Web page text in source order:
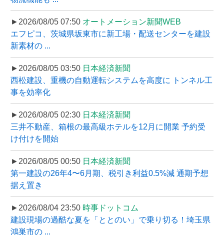
►2026/08/05 07:50 オートメーション新聞WEB
エフピコ、茨城県坂東市に新工場・配送センターを建設
新素材の ...
►2026/08/05 03:50 日本経済新聞
西松建設、重機の自動運転システムを高度に トンネル工
事を効率化
►2026/08/05 02:30 日本経済新聞
三井不動産、箱根の最高級ホテルを12月に開業 予約受
け付けを開始
►2026/08/05 00:50 日本経済新聞
第一建設の26年4〜6月期、税引き利益0.5%減 通期予想
据え置き
►2026/08/04 23:50 時事ドットコム
建設現場の過酷な夏を「ととのい」で乗り切る！埼玉県
鴻巣市の ...